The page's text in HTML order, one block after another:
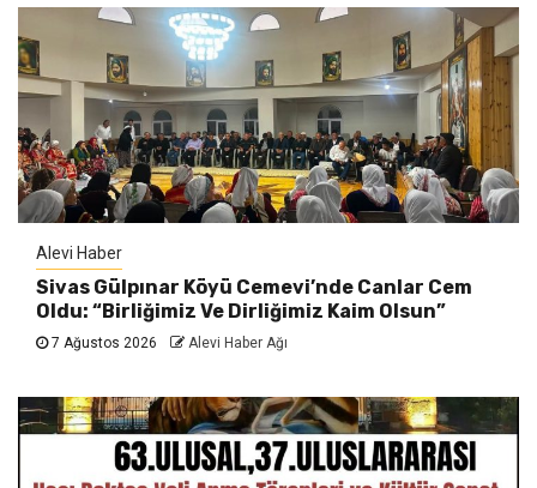
Alevi Haber
Sivas Gülpınar Köyü Cemevi’nde Canlar Cem
Oldu: “Birliğimiz Ve Dirliğimiz Kaim Olsun”
7 Ağustos 2026 Alevi Haber Ağı